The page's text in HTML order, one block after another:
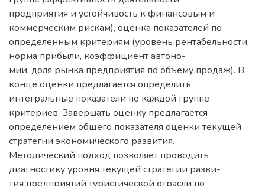
предприятия и устойчивость к финансовым и
коммерческим рискам), оценка показателей по
определенным критериям (уровень рентабельности,
норма прибыли, коэффициент автоно-
мии, доля рынка предприятия по объему продаж). В
конце оценки предлагается определить
интегральные показатели по каждой группе
критериев. Завершать оценку предлагается
определением общего показателя оценки текущей
стратегии экономического развития.
Методический подход позволяет проводить
диагностику уровня текущей стратегии разви-